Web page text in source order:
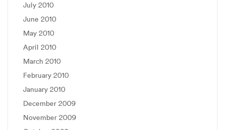
July 2010
June 2010
May 2010
April 2010
March 2010
February 2010
January 2010
December 2009
November 2009